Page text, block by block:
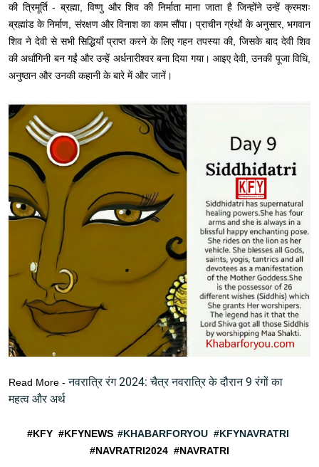
की त्रिमूर्ति - ब्रह्मा, विष्णु और शिव की निर्माता माना जाता है जिन्होंने उन्हें क्रमशः
ब्रह्मांड के निर्माण, संरक्षण और विनाश का काम सौंपा। प्राचीन ग्रंथों के अनुसार, भगवान
शिव ने देवी से सभी सिद्धियाँ प्राप्त करने के लिए गहन तपस्या की, जिसके बाद देवी शिव
की अर्धांगिनी बन गईं और उन्हें अर्धनारीश्वर बना दिया गया। आइए देवी, उनकी पूजा विधि,
अनुष्ठान और उनकी कहानी के बारे में और जानें।
Read More -नवरात्रि रंग 2024: चैत्र नवरात्रि के दौरान 9 रंगों का
महत्व और अर्थ
#KFY #KFYNEWS #KHABARFORYOU #KFYNAVRATRI
#NAVRATRI2024 #NAVRATRI